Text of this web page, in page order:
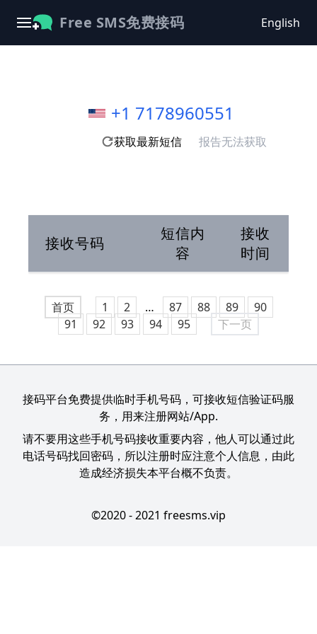
Free SMS免费接码 English
+1 7178960551
获取最新短信 报告无法获取
接收号码
短信内
容
接收
时间
首页 1 2 … 87 88 89
90
91
92 93 94 95 下一页
接码平台免费提供临时手机号码，可接收短信验证码服
务，用来注册网站/App.
请不要用这些手机号码接收重要内容，他人可以通过此
电话号码找回密码，所以注册时应注意个人信息，由此
造成经济损失本平台概不负责。
©2020 - 2021 freesms.vip